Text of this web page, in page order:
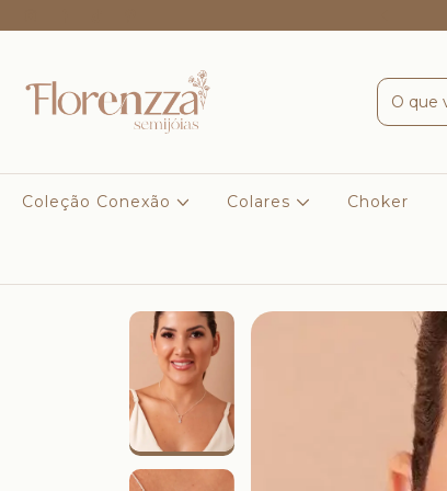
Coleção Conexão Colares Choker